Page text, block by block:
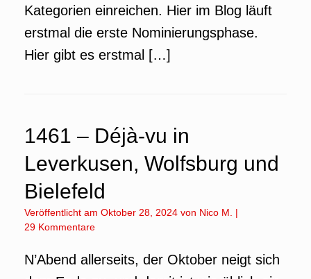
Kategorien einreichen. Hier im Blog läuft
erstmal die erste Nominierungsphase.
Hier gibt es erstmal […]
1461 – Déjà-vu in
Leverkusen, Wolfsburg und
Bielefeld
Veröffentlicht am Oktober 28, 2024 von Nico M.
|
29 Kommentare
N’Abend allerseits, der Oktober neigt sich